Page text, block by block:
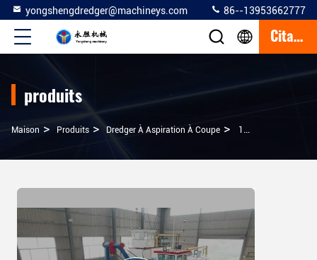
yongshengdredger@machineys.com 86--13953662777
Citation
produits
Maison > Produits > Dredger À Aspiration À Coupe > 14 Pouces Coupeur Aspirateur Dragueuse Rivière Dragueuse Machine Sable